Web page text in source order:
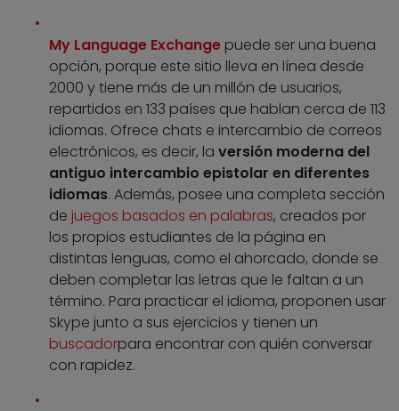
My Language Exchange puede ser una buena
opción, porque este sitio lleva en línea desde
2000 y tiene más de un millón de usuarios,
repartidos en 133 países que hablan cerca de 113
idiomas. Ofrece chats e intercambio de correos
electrónicos, es decir, la versión moderna del
antiguo intercambio epistolar en diferentes
idiomas. Además, posee una completa sección
de juegos basados en palabras, creados por
los propios estudiantes de la página en
distintas lenguas, como el ahorcado, donde se
deben completar las letras que le faltan a un
término. Para practicar el idioma, proponen usar
Skype junto a sus ejercicios y tienen un
buscadorpara encontrar con quién conversar
con rapidez.